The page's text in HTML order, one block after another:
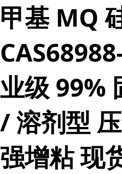
甲基 MQ
业级 99%
/ 溶剂型
强增粘 现